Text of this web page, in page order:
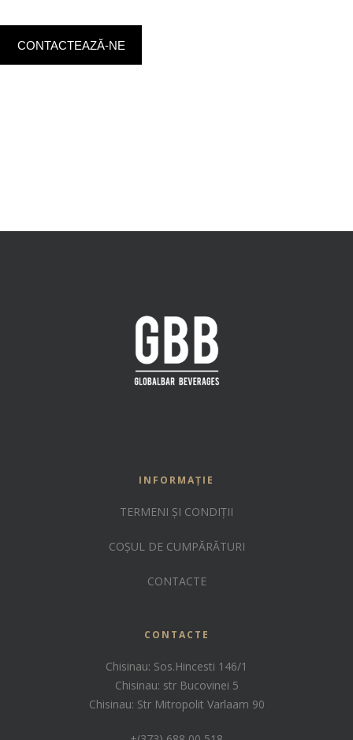
CONTACTEAZĂ-NE
INFORMAȚIE
TERMENI ȘI CONDIȚII
COȘUL DE CUMPĂRĂTURI
CONTACTE
CONTACTE
Chisinau: Sos.Hincesti 146/1
Chisinau: str Bucovinei 5
Chisinau: Str Mitropolit Varlaam 90